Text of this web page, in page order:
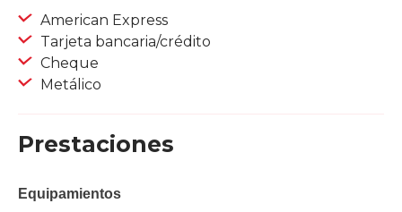
American Express
Tarjeta bancaria/crédito
Cheque
Metálico
Prestaciones
Equipamientos